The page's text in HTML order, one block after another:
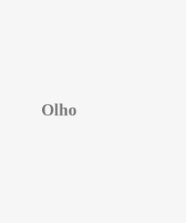
Olho